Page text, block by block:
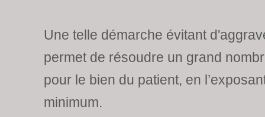
Une telle démarche évitant
permet de résoudre un grand
pour le bien du patient, en
minimum.